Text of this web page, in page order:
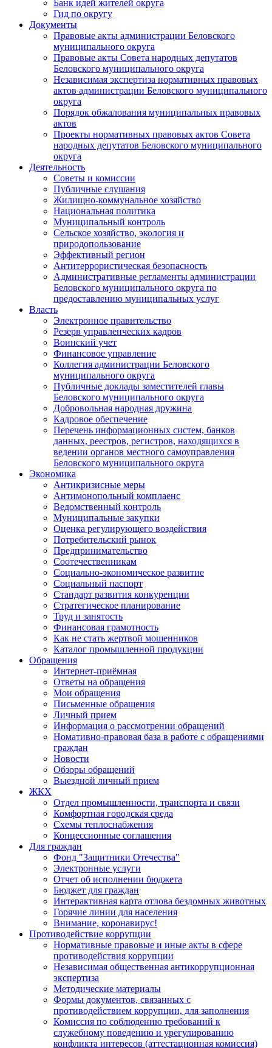
Банк идей жителей округа
Гид по округу
Документы
Правовые акты администрации Беловского
муниципального округа
Правовые акты Совета народных депутатов
Беловского муниципального округа
Независимая экспертиза нормативных правовых
актов администрации Беловского муниципального
округа
Порядок обжалования муниципальных правовых
актов
Проекты нормативных правовых актов Совета
народных депутатов Беловского муниципального
округа
Деятельность
Советы и комиссии
Публичные слушания
Жилищно-коммунальное хозяйство
Национальная политика
Муниципальный контроль
Сельское хозяйство, экология и
природопользование
Эффективный регион
Антитеррористическая безопасность
Административные регламенты администрации
Беловского муниципального округа по
предоставлению муниципальных услуг
Власть
Электронное правительство
Резерв управленческих кадров
Воинский учет
Финансовое управление
Коллегия администрации Беловского
муниципального округа
Публичные доклады заместителей главы
Беловского муниципального округа
Добровольная народная дружина
Кадровое обеспечение
Перечень информационных систем, банков
данных, реестров, регистров, находящихся в
ведении органов местного самоуправления
Беловского муниципального округа
Экономика
Антикризисные меры
Антимонопольный комплаенс
Ведомственный контроль
Муниципальные закупки
Оценка регулирующего воздействия
Потребительский рынок
Предпринимательство
Соотечественникам
Социально-экономическое развитие
Социальный паспорт
Стандарт развития конкуренции
Стратегическое планирование
Труд и занятость
Финансовая грамотность
Как не стать жертвой мошенников
Каталог промышленной продукции
Обращения
Интернет-приёмная
Ответы на обращения
Мои обращения
Письменные обращения
Личный прием
Информация о рассмотрении обращений
Номативно-правовая база в работе с обращениями
граждан
Новости
Обзоры обращений
Выездной личный прием
ЖКХ
Отдел промышленности, транспорта и связи
Комфортная городская среда
Схемы теплоснабжения
Концессионные соглашения
Для граждан
Фонд "Защитники Отечества"
Электронные услуги
Отчет об исполнении бюджета
Бюджет для граждан
Интерактивная карта отлова бездомных животных
Горячие линии для населения
Внимание, коронавирус!
Противодействие коррупции
Нормативные правовые и иные акты в сфере
противодействия коррупции
Независимая общественная антикоррупционная
экспертиза
Методические материалы
Формы документов, связанных с
противодействием коррупции, для заполнения
Комиссия по соблюдению требований к
служебному поведению и урегулированию
конфликта интересов (аттестационная комиссия)